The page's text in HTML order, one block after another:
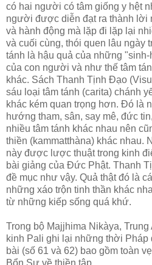
có hai người có tâm giống y hệt
người được diễn đạt ra thành lời
và hành động mà lặp đi lặp lại
và cuối cùng, thói quen lâu ngày
tánh là hậu quả của những
của con người và như thế tâm
khác. Sách Thanh Tịnh Ðạo
sáu loại tâm tánh (carita) chánh
khác kém quan trọng hơn. Ðó là
hướng tham, sân, say mê, đức
nhiều tâm tánh khác nhau nên
thiền (kammatthàna) khác nhau.
này được lược thuật trong kinh
bài giảng của Ðức Phật. Thanh
đề mục như vậy. Quả thật đó là
những xáo trộn tinh thần khác
từ những kiếp sống quá khứ.
Trong bộ Majjhima Nikàya, Trung
kinh Pali ghi lại những thời
bài (số 61 và 62) bao gồm toàn
Bổn Sư về thiền tập.